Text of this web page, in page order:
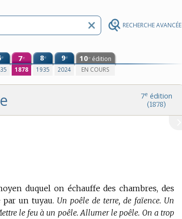
RECHERCHE AVANCÉE
e 7e
1878
8e
1935
9e
2024
10e édition
EN COURS
7e édition
(1878)
duquel on échauffe des chambres, des
par un tuyau. Un poêle de terre, de faïence. Un
le feu à un poêle. Allumer le poêle. On a trop